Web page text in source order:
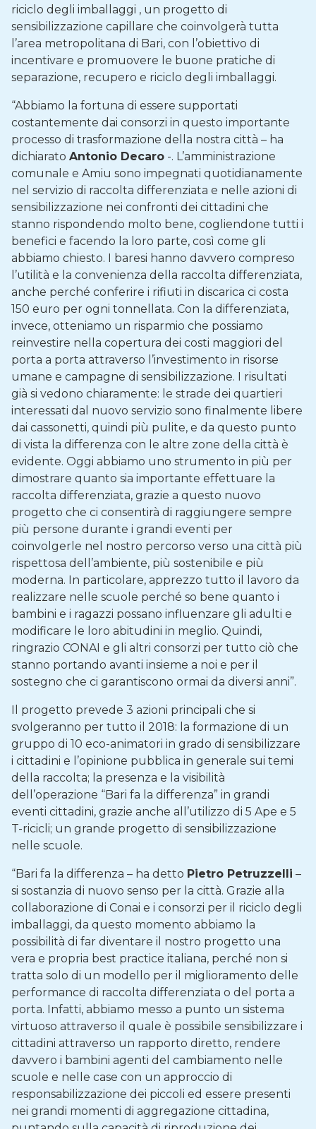
riciclo degli imballaggi , un progetto di
sensibilizzazione capillare che coinvolgerà tutta
l’area metropolitana di Bari, con l’obiettivo di
incentivare e promuovere le buone pratiche di
separazione, recupero e riciclo degli imballaggi.
“Abbiamo la fortuna di essere supportati
costantemente dai consorzi in questo importante
processo di trasformazione della nostra città – ha
dichiarato Antonio Decaro -. L’amministrazione
comunale e Amiu sono impegnati quotidianamente
nel servizio di raccolta differenziata e nelle azioni di
sensibilizzazione nei confronti dei cittadini che
stanno rispondendo molto bene, cogliendone tutti i
benefici e facendo la loro parte, così come gli
abbiamo chiesto. I baresi hanno davvero compreso
l’utilità e la convenienza della raccolta differenziata,
anche perché conferire i rifiuti in discarica ci costa
150 euro per ogni tonnellata. Con la differenziata,
invece, otteniamo un risparmio che possiamo
reinvestire nella copertura dei costi maggiori del
porta a porta attraverso l’investimento in risorse
umane e campagne di sensibilizzazione. I risultati
già si vedono chiaramente: le strade dei quartieri
interessati dal nuovo servizio sono finalmente libere
dai cassonetti, quindi più pulite, e da questo punto
di vista la differenza con le altre zone della città è
evidente. Oggi abbiamo uno strumento in più per
dimostrare quanto sia importante effettuare la
raccolta differenziata, grazie a questo nuovo
progetto che ci consentirà di raggiungere sempre
più persone durante i grandi eventi per
coinvolgerle nel nostro percorso verso una città più
rispettosa dell’ambiente, più sostenibile e più
moderna. In particolare, apprezzo tutto il lavoro da
realizzare nelle scuole perché so bene quanto i
bambini e i ragazzi possano influenzare gli adulti e
modificare le loro abitudini in meglio. Quindi,
ringrazio CONAI e gli altri consorzi per tutto ciò che
stanno portando avanti insieme a noi e per il
sostegno che ci garantiscono ormai da diversi anni”.
Il progetto prevede 3 azioni principali che si
svolgeranno per tutto il 2018: la formazione di un
gruppo di 10 eco-animatori in grado di sensibilizzare
i cittadini e l’opinione pubblica in generale sui temi
della raccolta; la presenza e la visibilità
dell’operazione “Bari fa la differenza” in grandi
eventi cittadini, grazie anche all’utilizzo di 5 Ape e 5
T-ricicli; un grande progetto di sensibilizzazione
nelle scuole.
“Bari fa la differenza – ha detto Pietro Petruzzelli –
si sostanzia di nuovo senso per la città. Grazie alla
collaborazione di Conai e i consorzi per il riciclo degli
imballaggi, da questo momento abbiamo la
possibilità di far diventare il nostro progetto una
vera e propria best practice italiana, perché non si
tratta solo di un modello per il miglioramento delle
performance di raccolta differenziata o del porta a
porta. Infatti, abbiamo messo a punto un sistema
virtuoso attraverso il quale è possibile sensibilizzare i
cittadini attraverso un rapporto diretto, rendere
davvero i bambini agenti del cambiamento nelle
scuole e nelle case con un approccio di
responsabilizzazione dei piccoli ed essere presenti
nei grandi momenti di aggregazione cittadina,